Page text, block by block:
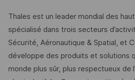
Thales est un leader mondial des
spécialisé dans trois secteurs
Sécurité, Aéronautique & Spatial, et
développe des produits et solutions
monde plus sûr, plus respectueux de